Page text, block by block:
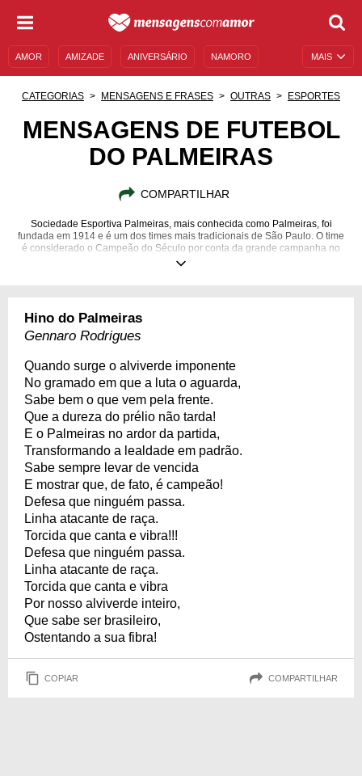
MAIS
AMOR AMIZADE ANIVERSÁRIO NAMORO
MENSAGENS E FRASES MENSAGENS DE ANIVERSÁRIO
CATEGORIAS MENSAGENS E FRASES OUTRAS ESPORTES
MENSAGENS DE FUTEBOL
DO PALMEIRAS
COMPARTILHAR
Sociedade Esportiva Palmeiras, mais conhecida como Palmeiras, foi
fundada em 1914 e é um dos times mais tradicionais de São Paulo. O time
é considerado o Campeão do Século por conta da grande campanha no
século XX. Confira frases, mensagens e tudo relacionado ao verdão!
Hino do Palmeiras
Gennaro Rodrigues
Quando surge o alviverde imponente
No gramado em que a luta o aguarda,
Sabe bem o que vem pela frente.
Que a dureza do prélio não tarda!
E o Palmeiras no ardor da partida,
Transformando a lealdade em padrão.
Sabe sempre levar de vencida
E mostrar que, de fato, é campeão!
Defesa que ninguém passa.
Linha atacante de raça.
Torcida que canta e vibra!!!
Defesa que ninguém passa.
Linha atacante de raça.
Torcida que canta e vibra
Por nosso alviverde inteiro,
Que sabe ser brasileiro,
Ostentando a sua fibra!
COPIAR COMPARTILHAR